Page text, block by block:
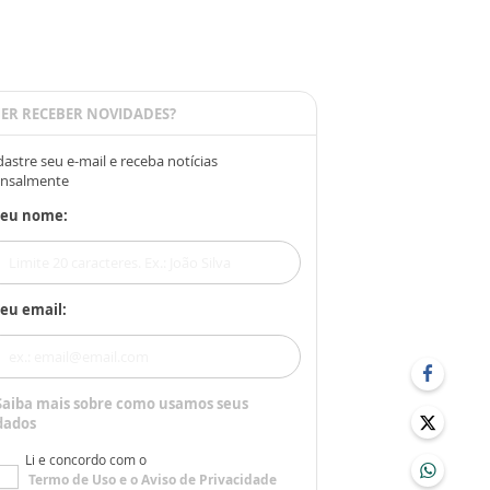
RECEBER NOVIDADES?
seu e-mail e receba notícias
nome:
email:
mais sobre como usamos seus
Li e concordo com o
Termo de Usoe oAviso de Privacidade